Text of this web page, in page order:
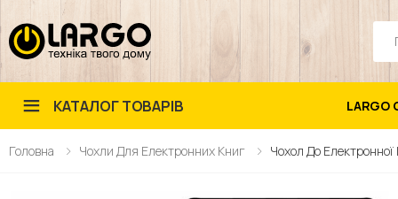
КАТАЛОГ ТОВАРІВ LARGO
Головна Чохли Для Електронних Книг Чохол До